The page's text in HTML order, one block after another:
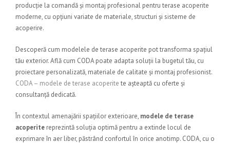
producție la comandă și montaj profesional pentru terase acoperite
moderne, cu opțiuni variate de materiale, structuri și sisteme de
acoperire.
Descoperă cum modelele de terase acoperite pot transforma spațiul
tău exterior. Află cum CODA poate adapta soluții la bugetul tău, cu
proiectare personalizată, materiale de calitate și montaj profesionist.
CODA – modele de terase acoperite te așteaptă cu oferte și
consultanță dedicată.
În contextul amenajării spațiilor exterioare, modele de terase
acoperite reprezintă soluția optimă pentru a extinde locul de
exprimare în aer liber, păstrând confortul în orice anotimp. CODA, cu o